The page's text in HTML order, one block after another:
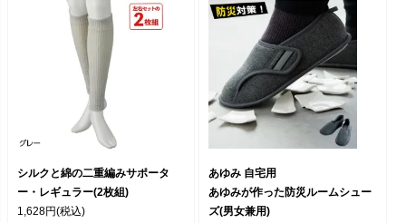
シルクと綿の二重編みサポータ
ー・レギュラー(2枚組)
1,628円(税込)
あゆみ 自宅用
あゆみが作った防災ルームシュー
ズ(男女兼用)